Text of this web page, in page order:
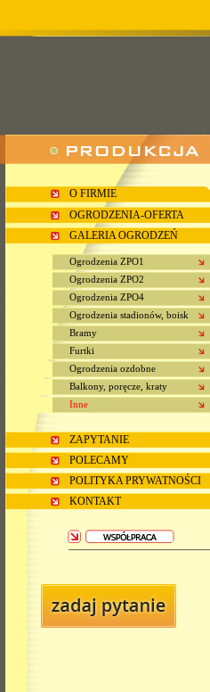
O FIRMIE
OGRODZENIA-OFERTA
GALERIA OGRODZEŃ
Ogrodzenia ZPO1
Ogrodzenia ZPO2
Ogrodzenia ZPO4
Ogrodzenia stadionów, boisk
Bramy
Furtki
Ogrodzenia ozdobne
Balkony, poręcze, kraty
Inne
ZAPYTANIE
POLECAMY
POLITYKA PRYWATNOŚCI
KONTAKT